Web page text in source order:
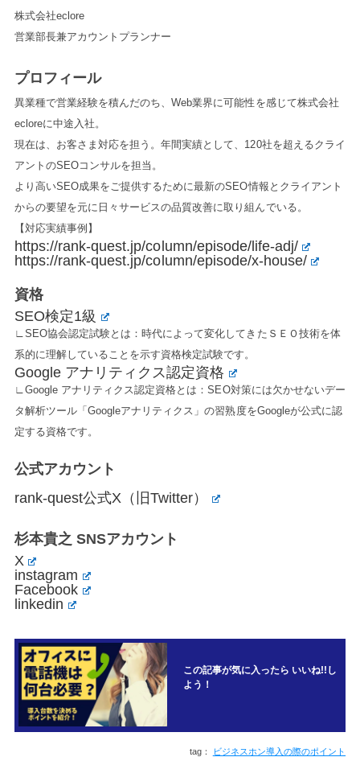
株式会社eclore
営業部長兼アカウントプランナー
プロフィール
異業種で営業経験を積んだのち、Web業界に可能性を感じて株式会社
ecloreに中途入社。
現在は、お客さま対応を担う。年間実績として、120社を超えるクライ
アントのSEOコンサルを担当。
より高いSEO成果をご提供するために最新のSEO情報とクライアント
からの要望を元に日々サービスの品質改善に取り組んでいる。
【対応実績事例】
https://rank-quest.jp/column/episode/life-adj/
https://rank-quest.jp/column/episode/x-house/
資格
SEO検定1級
∟SEO協会認定試験とは：時代によって変化してきたＳＥＯ技術を体
系的に理解していることを示す資格検定試験です。
Google アナリティクス認定資格
∟Google アナリティクス認定資格とは：SEO対策には欠かせないデー
タ解析ツール「Googleアナリティクス」の習熟度をGoogleが公式に認
定する資格です。
公式アカウント
rank-quest公式X（旧Twitter）
杉本貴之 SNSアカウント
X
instagram
Facebook
linkedin
この記事が気に入ったら いいね!!し
よう！
ビジネスホン導入の際のポイント